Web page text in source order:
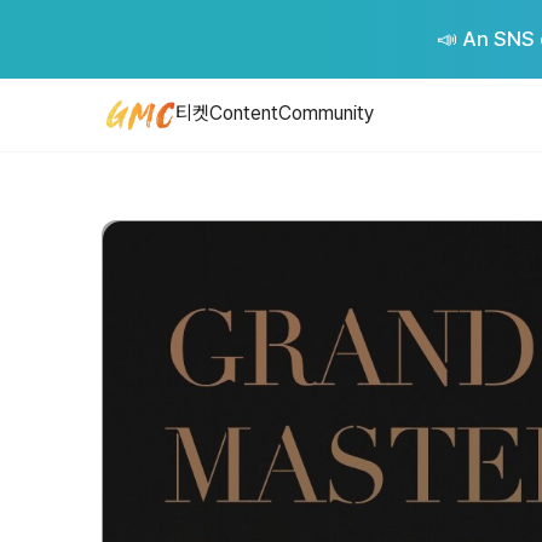
- 주최/주관 : 블루스프링 - 취소 희망하실 경우 2월 20일까지는 전액
📣 An
티켓ContentCommunity